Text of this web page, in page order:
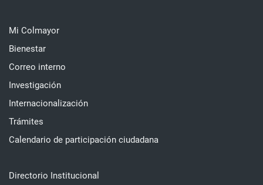
Mi Colmayor
Bienestar
Correo interno
Investigación
Internacionalización
Trámites
Calendario de participación ciudadana
Directorio Institucional